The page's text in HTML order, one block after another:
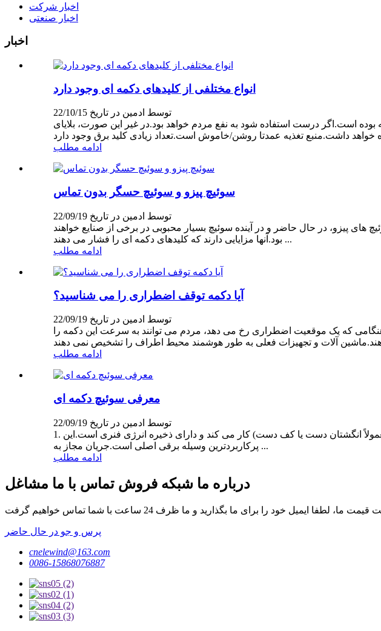
اخبار شرکت
اخبار صنعتی
اخبار
انواع مختلفی از کلیدهای دکمه ای وجود دارد
توسط ادمین در تاریخ 22/10/15
است.اگر درست استفاده شود به نفع مردم خواهد بود.در غیر این صورت، بلایای
ادامه مطلب
سوئیچ پیزو و سوئیچ حسگر بدون تماس
توسط ادمین در تاریخ 22/09/19
پیزو، در حال حاضر و در آینده سوئیچ بسیار محبوبی در برخی از صنایع خواهند
بود.آنها مزایایی دارند که کلیدهای دکمه ای را فشار می دهند ...
ادامه مطلب
آیا دکمه توقف اضطراری را می شناسید؟
توسط ادمین در تاریخ 22/09/19
که یک موقعیت اضطراری رخ می دهد، مردم می توانند به سرعت این دکمه را
ادامه مطلب
معرفی سوئیچ دکمه ای
توسط ادمین در تاریخ 22/09/19
1. عملکرد دکمه فشاری دکمه یک سوئیچ کنترلی است که با اعمال نیرو از قسمت خاصی از بدن انسان (معمولاً انگشتان دست یا کف دست) کار می کند و دارای ذخیره انرژی فنری است.این
پرکاربردترین وسیله برقی اصلی است.جریان مجاز به ...
ادامه مطلب
درباره ما شبکه فروش تماس با ما مشاغل
پرس و جو در حال حاضر
cnelewind@163.com
0086-15868076887